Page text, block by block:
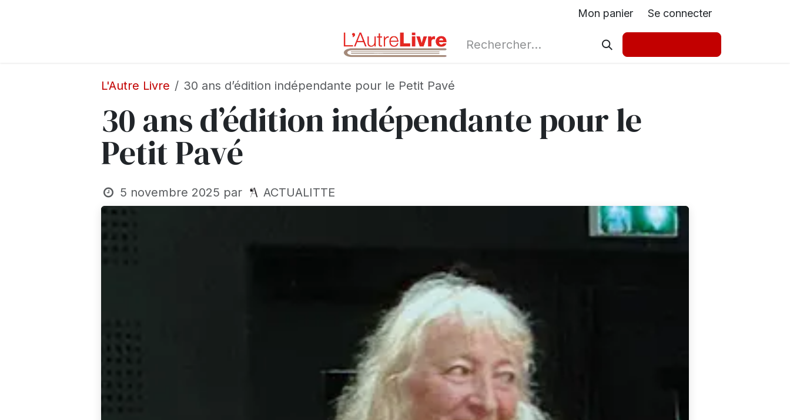
Mon panier Se connecter
Librairie
L'Autre Livre 30 ans d’édition indépendante pour le Petit Pavé
30 ans d’édition indépendante pour le
Petit Pavé
5 novembre 2025 par ACTUALITTE